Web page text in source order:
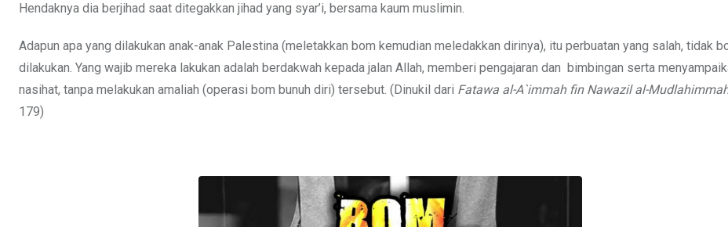
Hendaknya dia berjihad saat ditegakkan jihad yang syar’i, bersama kaum muslimin.
Adapun apa yang dilakukan anak-anak Palestina (meletakkan bom kemudian meledakkan dirinya), itu perbuatan yang salah, tidak
dilakukan. Yang wajib mereka lakukan adalah berdakwah kepada jalan Allah, memberi pengajaran dan bimbingan serta
nasihat, tanpa melakukan amaliah (operasi bom bunuh diri) tersebut. (Dinukil dari Fatawa al-A`immah fin Nawazil al-
179)